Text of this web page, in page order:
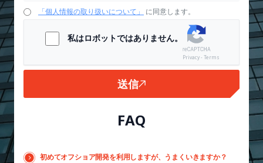
「個人情報の取り扱いについて」 に同意します。
私はロボットではありません。
Privacy - Terms
送信
FAQ
初めてオフショア開発を利用しますが、うまくいきますか？